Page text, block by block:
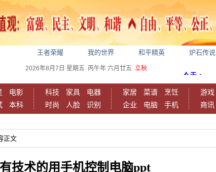
王者荣耀 我的世界 和平精英 炉石传说
2026年8月7日 星期五 丙午年 六月廿五 立秋
电影
本科
科技 家具
电器
时尚
人脸 识别
家居 菜谱
烹饪
企业
电脑 手机
游戏
商讯
正文
技术的用手机控制电脑ppt